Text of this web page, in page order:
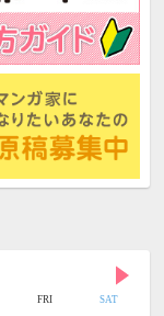
FRI SAT